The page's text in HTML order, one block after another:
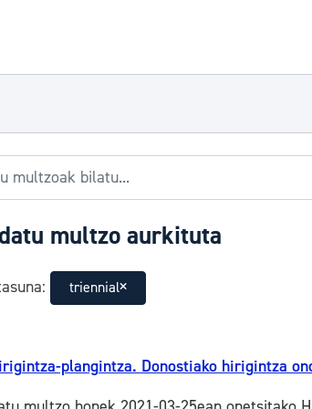
multzo aurkituta
triennial
plangintza. Donostiako hirigintza